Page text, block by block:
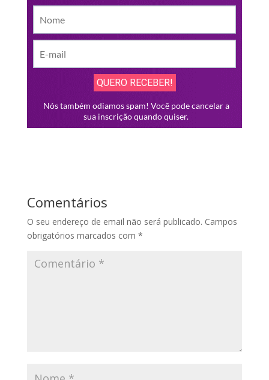
Comentários
O seu endereço de email não será publicado. Campos
obrigatórios marcados com *